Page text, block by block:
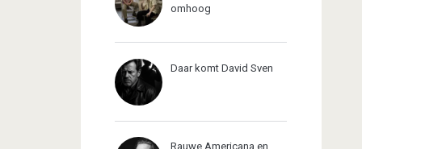
omhoog
Daar komt David Sven
Rauwe Americana en